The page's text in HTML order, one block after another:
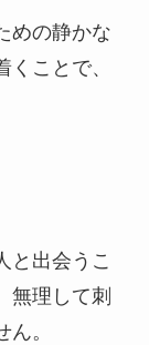
めの静かな
ことで、
と出会うこ
無理して刺
。